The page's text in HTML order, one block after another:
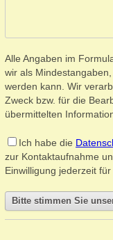
Alle Angaben im
wir als
werden kann. Wir
Zweck bzw. für die
übermittelten
Ich habe die
zur Kontaktaufnahme
Einwilligung jederzeit